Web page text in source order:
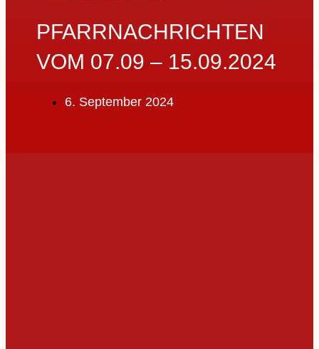
PFARRNACHRICHTEN
VOM 07.09 – 15.09.2024
6. September 2024